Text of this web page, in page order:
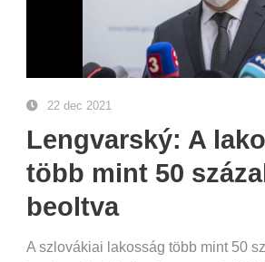
22 dec 2021
Lengvarský: A
több mint 50
beoltva
A szlovákiai lakosság több mint 50